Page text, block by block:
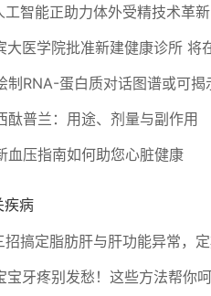
工智能正助力体外受精技术革新
酞普兰：用途、剂量与副作用
血压指南如何助您心脏健康
疾病